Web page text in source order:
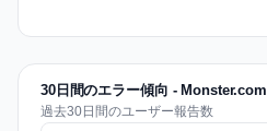
30日間のエラー傾向 - Monster.com
過去30日間のユーザー報告数